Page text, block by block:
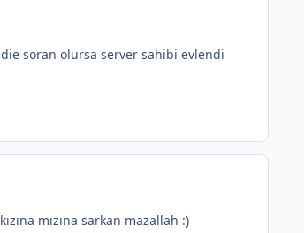
soran olursa server sahibi evlendi
mızına sarkan mazallah :)